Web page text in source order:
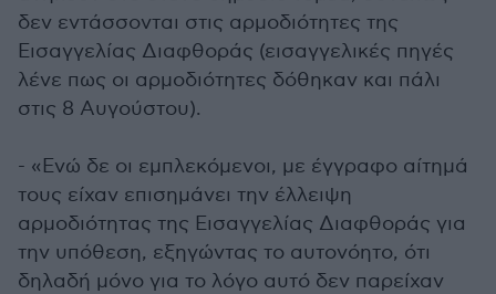
δεν εντάσσονται στις αρμοδιότητες της
Εισαγγελίας Διαφθοράς (εισαγγελικές πηγές
λένε πως οι αρμοδιότητες δόθηκαν και πάλι
στις 8 Αυγούστου).
- «Ενώ δε οι εμπλεκόμενοι, με έγγραφο αίτημά
τους είχαν επισημάνει την έλλειψη
αρμοδιότητας της Εισαγγελίας Διαφθοράς για
την υπόθεση, εξηγώντας το αυτονόητο, ότι
δηλαδή μόνο για το λόγο αυτό δεν παρείχαν